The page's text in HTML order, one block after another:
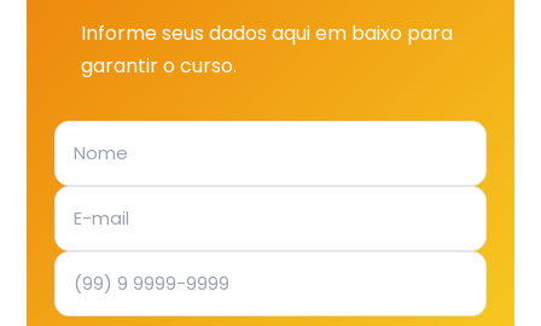
Informe seus dados aqui em baixo para
garantir o curso.